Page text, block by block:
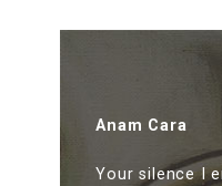
Anam Cara
Your silence I